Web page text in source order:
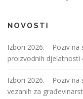
NOVOSTI
Izbori 2026. – Poziv
proizvodnih djelatnosti
Izbori 2026. – Poziv
vezanih za